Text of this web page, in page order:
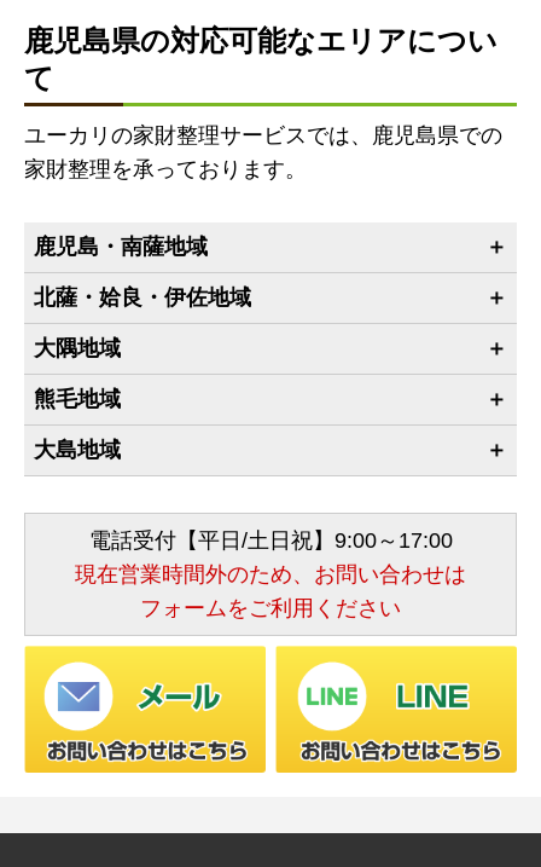
鹿児島県の対応可能なエリアについ
て
ユーカリの家財整理サービスでは、鹿児島県での
家財整理を承っております。
鹿児島・南薩地域
北薩・姶良・伊佐地域
大隅地域
熊毛地域
大島地域
電話受付【平日/土日祝】9:00～17:00
現在営業時間外のため、お問い合わせは
フォームをご利用ください